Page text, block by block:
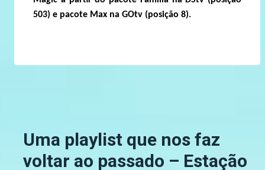
503) e pacote Max na GOtv (posição 8).
Uma playlist que nos faz
voltar ao passado – Estação